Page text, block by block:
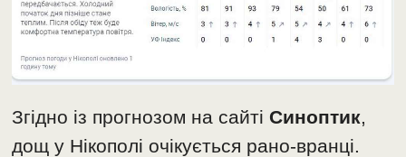
Згідно із прогнозом на сайтіСиноптик,
дощ у Нікополі очікується рано-вранці.